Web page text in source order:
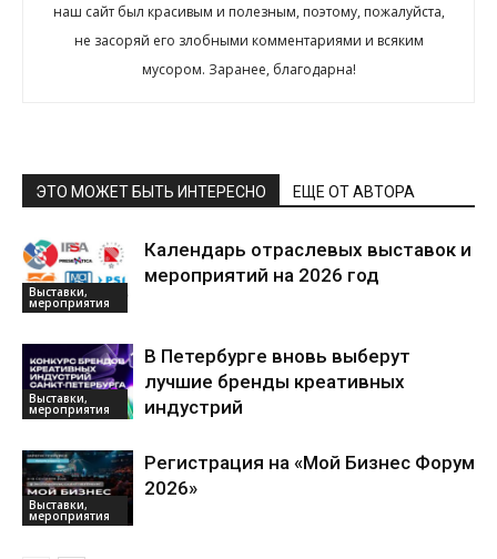
наш сайт был красивым и полезным, поэтому, пожалуйста,
не засоряй его злобными комментариями и всяким
мусором. Заранее, благодарна!
ЭТО МОЖЕТ БЫТЬ ИНТЕРЕСНО ЕЩЕ ОТ АВТОРА
Выставки,
мероприятия
Календарь отраслевых выставок и
мероприятий на 2026 год
Выставки,
мероприятия
В Петербурге вновь выберут
лучшие бренды креативных
индустрий
Выставки,
мероприятия
Регистрация на «Мой Бизнес Форум
2026»